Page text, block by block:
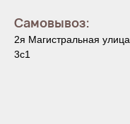
Самовывоз:
2я Магистральная улица
3с1